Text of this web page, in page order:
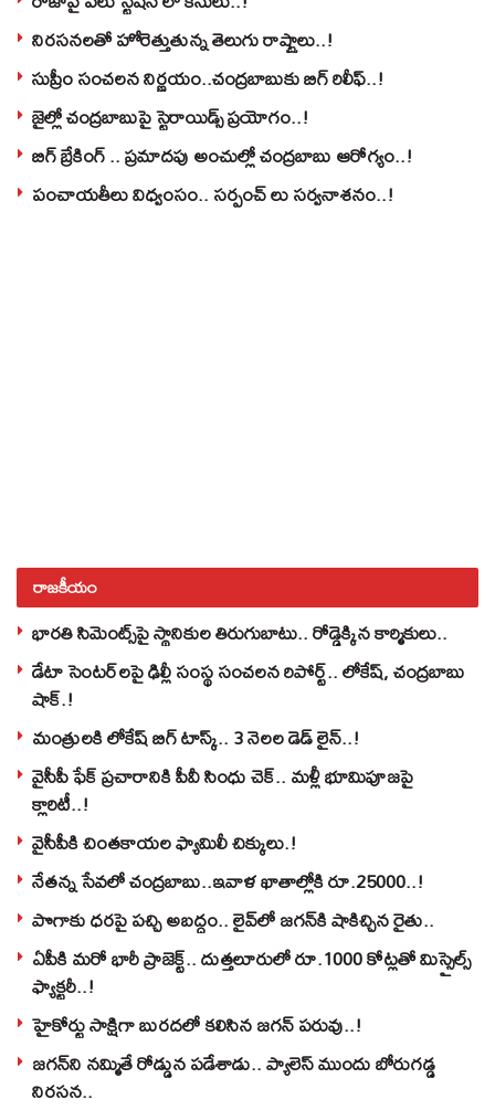
నిరసనలతో హోరెత్తుతున్న తెలుగు రాష్ట్రాలు..!
సుప్రీం సంచలన నిర్ణయం..చంద్రబాబుకు బిగ్ రిలీఫ్..!
జైల్లో చంద్రబాబుపై స్టెరాయిడ్స్ ప్రయోగం..!
బిగ్ బ్రేకింగ్ .. ప్రమాదపు అంచుల్లో చంద్రబాబు ఆరోగ్యం..!
పంచాయతీలు విధ్వంసం.. సర్పంచ్ లు సర్వనాశనం..!
రాజకీయం
భారతి సిమెంట్స్‌పై స్థానికుల తిరుగుబాటు.. రోడ్డెక్కిన కార్మికులు..
డేటా సెంటర్‌లపై ఢిల్లీ సంస్థ సంచలన రిపోర్ట్.. లోకేష్‌, చంద్రబాబు
షాక్‌.!
మంత్రులకి లోకేష్‌ బిగ్‌ టాస్క్‌.. 3 నెలల డెడ్‌ లైన్‌..!
వైసీపీ ఫేక్ ప్రచారానికి పీవీ సింధు చెక్.. మళ్లీ భూమిపూజపై
క్లారిటీ..!
వైసీపీకి చింతకాయల ఫ్యామిలీ చిక్కులు.!
నేతన్న సేవలో చంద్రబాబు..ఇవాళ ఖాతాల్లోకి రూ.25000..!
పొగాకు ధరపై పచ్చి అబద్దం.. లైవ్‌లో జగన్‌కి షాకిచ్చిన రైతు..
ఏపీకి మరో భారీ ప్రాజెక్ట్.. దుత్తలూరులో రూ.1000 కోట్లతో మిస్సైల్స్
ఫ్యాక్టరీ..!
హైకోర్టు సాక్షిగా బురదలో కలిసిన జగన్ పరువు..!
జగన్‌ని నమ్మితే రోడ్డున పడేశాడు.. ప్యాలెస్‌ ముందు బోరుగడ్డ
నిరసన..